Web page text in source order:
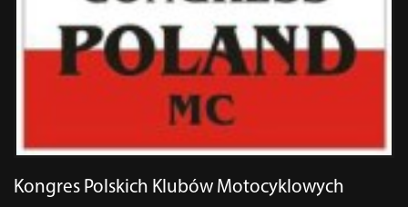
Kongres Polskich Klubów Motocyklowych